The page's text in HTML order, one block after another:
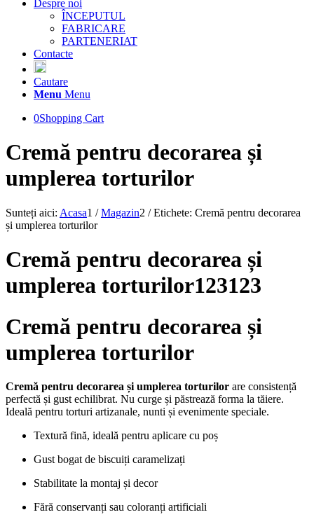
Despre noi
ÎNCEPUTUL
FABRICARE
PARTENERIAT
Contacte
Cautare
Menu Menu
0Shopping Cart
Cremă pentru decorarea și
umplerea torturilor
Sunteți aici: Acasa1 / Magazin2 / Etichete: Cremă pentru decorarea
și umplerea torturilor
Cremă pentru decorarea și
umplerea torturilor123123
Cremă pentru decorarea și
umplerea torturilor
Cremă pentru decorarea și umplerea torturilor are consistență
perfectă și gust echilibrat. Nu curge și păstrează forma la tăiere.
Ideală pentru torturi artizanale, nunti și evenimente speciale.
Textură fină, ideală pentru aplicare cu poș
Gust bogat de biscuiți caramelizați
Stabilitate la montaj și decor
Fără conservanți sau coloranți artificiali